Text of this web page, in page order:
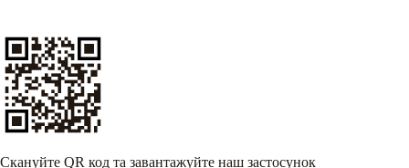
Скануйте QR код та завантажуйте наш застосунок